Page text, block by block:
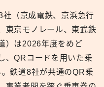
社（京成電鉄、京浜急行
東京モノレール、東武鉄
）は2026年度をめど
、QRコードを用いた乗
鉄道8社が共通のQR乗